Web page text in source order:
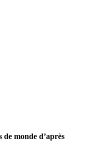
de monde d’après